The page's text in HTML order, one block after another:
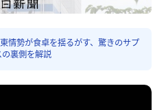
情勢が食卓を揺るがす、驚きのサプ
の裏側を解説